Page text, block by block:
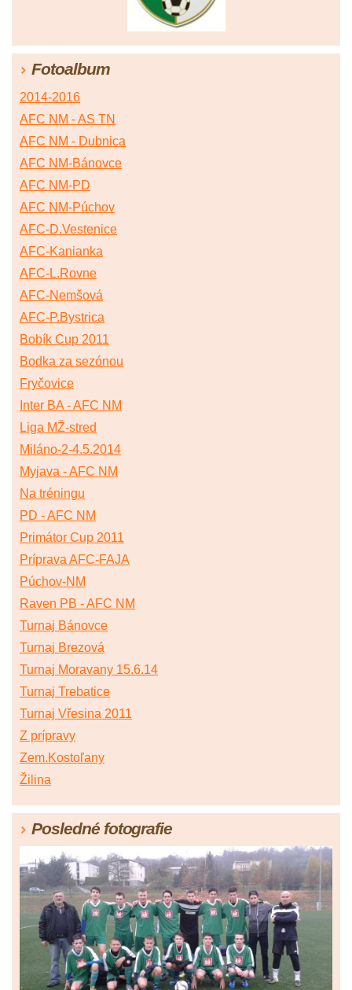
Fotoalbum
2014-2016
AFC NM - AS TN
AFC NM - Dubnica
AFC NM-Bánovce
AFC NM-PD
AFC NM-Púchov
AFC-D.Vestenice
AFC-Kanianka
AFC-L.Rovne
AFC-Nemšová
AFC-P.Bystrica
Bobík Cup 2011
Bodka za sezónou
Fryčovice
Inter BA - AFC NM
Liga MŽ-stred
Miláno-2-4.5.2014
Myjava - AFC NM
Na tréningu
PD - AFC NM
Primátor Cup 2011
Príprava AFC-FAJA
Púchov-NM
Raven PB - AFC NM
Turnaj Bánovce
Turnaj Brezová
Turnaj Moravany 15.6.14
Turnaj Trebatice
Turnaj Vřesina 2011
Z prípravy
Zem.Kostoľany
Žilina
Posledné fotografie